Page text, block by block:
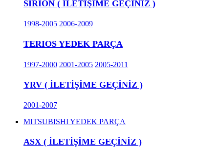
SIRION ( İLETİŞİME GEÇİNİZ )
1998-2005 2006-2009
TERIOS YEDEK PARÇA
1997-2000 2001-2005 2005-2011
YRV ( İLETİŞİME GEÇİNİZ )
2001-2007
MITSUBISHI YEDEK PARÇA
ASX ( İLETİŞİME GEÇİNİZ )